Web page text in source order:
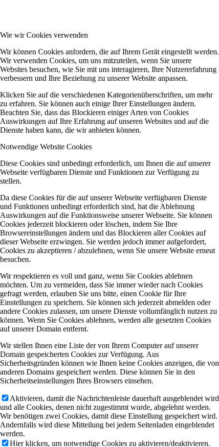
Wie wir Cookies verwenden
Wir können Cookies anfordern, die auf Ihrem Gerät eingestellt werden.
Wir verwenden Cookies, um uns mitzuteilen, wenn Sie unsere
Websites besuchen, wie Sie mit uns interagieren, Ihre Nutzererfahrung
verbessern und Ihre Beziehung zu unserer Website anpassen.
Klicken Sie auf die verschiedenen Kategorienüberschriften, um mehr
zu erfahren. Sie können auch einige Ihrer Einstellungen ändern.
Beachten Sie, dass das Blockieren einiger Arten von Cookies
Auswirkungen auf Ihre Erfahrung auf unseren Websites und auf die
Dienste haben kann, die wir anbieten können.
Notwendige Website Cookies
Diese Cookies sind unbedingt erforderlich, um Ihnen die auf unserer
Webseite verfügbaren Dienste und Funktionen zur Verfügung zu
stellen.
Da diese Cookies für die auf unserer Webseite verfügbaren Dienste
und Funktionen unbedingt erforderlich sind, hat die Ablehnung
Auswirkungen auf die Funktionsweise unserer Webseite. Sie können
Cookies jederzeit blockieren oder löschen, indem Sie Ihre
Browsereinstellungen ändern und das Blockieren aller Cookies auf
dieser Webseite erzwingen. Sie werden jedoch immer aufgefordert,
Cookies zu akzeptieren / abzulehnen, wenn Sie unsere Website erneut
besuchen.
Wir respektieren es voll und ganz, wenn Sie Cookies ablehnen
möchten. Um zu vermeiden, dass Sie immer wieder nach Cookies
gefragt werden, erlauben Sie uns bitte, einen Cookie für Ihre
Einstellungen zu speichern. Sie können sich jederzeit abmelden oder
andere Cookies zulassen, um unsere Dienste vollumfänglich nutzen zu
können. Wenn Sie Cookies ablehnen, werden alle gesetzten Cookies
auf unserer Domain entfernt.
Wir stellen Ihnen eine Liste der von Ihrem Computer auf unserer
Domain gespeicherten Cookies zur Verfügung. Aus
Sicherheitsgründen können wie Ihnen keine Cookies anzeigen, die von
anderen Domains gespeichert werden. Diese können Sie in den
Sicherheitseinstellungen Ihres Browsers einsehen.
Aktivieren, damit die Nachrichtenleiste dauerhaft ausgeblendet wird
und alle Cookies, denen nicht zugestimmt wurde, abgelehnt werden.
Wir benötigen zwei Cookies, damit diese Einstellung gespeichert wird.
Andernfalls wird diese Mitteilung bei jedem Seitenladen eingeblendet
werden.
Hier klicken, um notwendige Cookies zu aktivieren/deaktivieren.